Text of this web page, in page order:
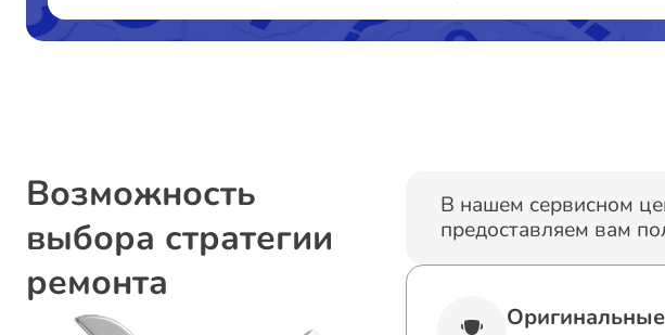
Замена лампы подсветки
Замена трансформаторов подсветки
Возможность
выбора стратегии
ремонта
В нашем сервисном
предоставляем вам
Оригинальные